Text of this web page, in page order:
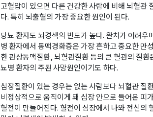
고혈압이 있으면 다른 건강한 사람에 비해 뇌혈관
다. 특히 뇌출혈의 가장 중요한 원인이 된다.
당뇨 환자도 뇌경색의 빈도가 높다. 완치가 어려
병 환자에서 동맥경화증은 가장 흔하고 중요한 만
한 관상동맥질환, 뇌혈관질환 등의 큰 혈관의 질
뇨병 환자의 주된 사망원인이기도 하다.
심장질환이 있는 경우는 없는 사람보다 뇌혈관 질
비정상적으로 움직이게 돼 심장 안으로 들어온 피
혈전이 만들어진다. 혈전이 심장에서 나와 전신의